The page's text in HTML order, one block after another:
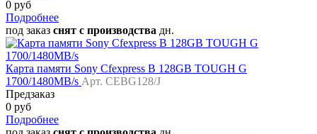
0 руб
Подробнее
под заказ снят с производства дн.
Карта памяти Sony Cfexpress B 128GB TOUGH G
1700/1480MB/s Арт. CEBG128/J
Предзаказ
0 руб
Подробнее